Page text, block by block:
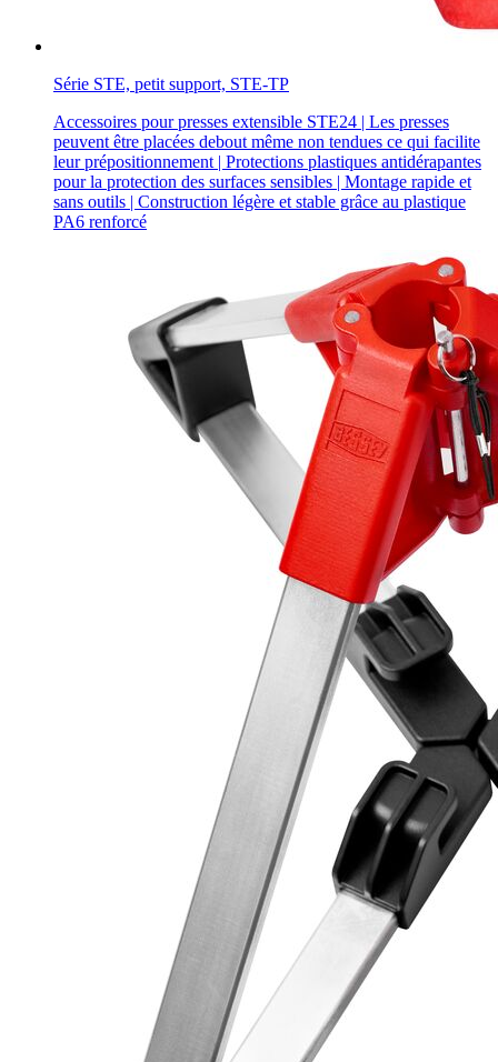
Série STE, petit support, STE-TP
Accessoires pour presses extensible STE24 | Les presses
peuvent être placées debout même non tendues ce qui facilite
leur prépositionnement | Protections plastiques antidérapantes
pour la protection des surfaces sensibles | Montage rapide et
sans outils | Construction légère et stable grâce au plastique
PA6 renforcé